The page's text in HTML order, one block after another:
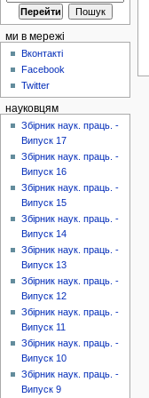
ми в мережі
Вконтакті
Facebook
Twitter
науковцям
Збірник наук. праць. -
Випуск 17
Збірник наук. праць. -
Випуск 16
Збірник наук. праць. -
Випуск 15
Збірник наук. праць. -
Випуск 14
Збірник наук. праць. -
Випуск 13
Збірник наук. праць. -
Випуск 12
Збірник наук. праць. -
Випуск 11
Збірник наук. праць. -
Випуск 10
Збірник наук. праць. -
Випуск 9